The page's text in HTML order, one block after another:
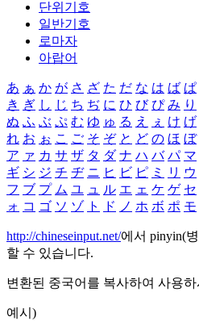
단위기호
일반기호
로마자
아랍어
あ ぁ か が さ ざ た だ な は ば ぱ
き ぎ し じ ち ぢ に ひ び ぴ み り
ぬ ふ ぶ ぷ む ゆ ゅ る え ぇ け げ
れ お ぉ こ ご そ ぞ と ど の ほ ぼ
ア ァ カ サ ザ タ ダ ナ ハ バ パ マ
ギ シ ジ チ ヂ ニ ヒ ビ ピ ミ リ ウ
フ ブ プ ム ユ ュ ル エ ェ ケ ゲ セ
ォ コ ゴ ソ ゾ ト ド ノ ホ ボ ポ モ
http://chineseinput.net/에서 pinyin(
할 수 있습니다.
변환된 중국어를 복사하여 사용
예시)